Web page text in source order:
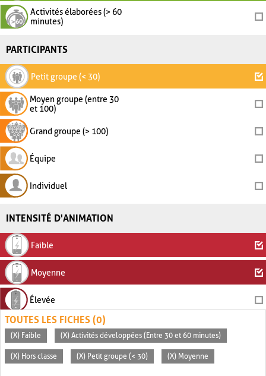
Activités élaborées (> 60
minutes)
PARTICIPANTS
Petit groupe (< 30)
Moyen groupe (entre 30
et 100)
Grand groupe (> 100)
Équipe
Individuel
INTENSITÉ D'ANIMATION
Faible
Moyenne
Élevée
TOUTES LES FICHES (0)
(X) Faible (X) Activités développées (Entre 30 et 60 minutes)
(X) Hors classe (X) Petit groupe (< 30) (X) Moyenne